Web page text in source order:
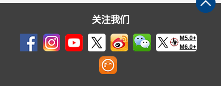
关注我们
M5.0+
M6.0+